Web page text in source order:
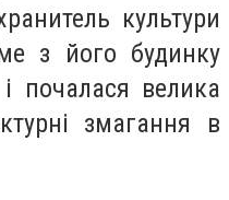
культури
з його будинку
почалася велика
змагання в